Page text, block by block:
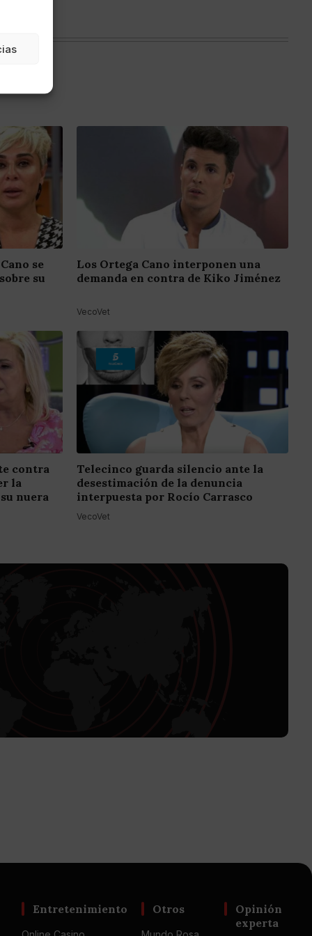
se
su
Los Ortega Cano interponen una
demanda en contra de Kiko Jiménez
VecoVet
contra
la
nuera
Telecinco guarda silencio ante la
desestimación de la denuncia
interpuesta por Rocío Carrasco
VecoVet
Entretenimiento Otros
Opinión
experta